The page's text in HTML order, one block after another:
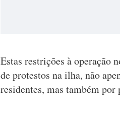
Estas restrições à operação
de protestos na ilha, não
residentes, mas também